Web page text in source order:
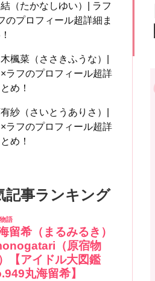
（たかなしゆい）| ラフ
のプロフィール超詳細ま
楓菜（ささきふうな）|
ラフのプロフィール超詳
め！
紗（さいとうありさ）|
ラフのプロフィール超詳
め！
記事ランキング